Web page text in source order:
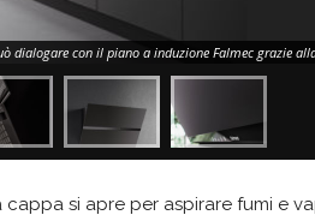
dialogare con il piano a induzione Falmec grazie
si apre per aspirare fumi e